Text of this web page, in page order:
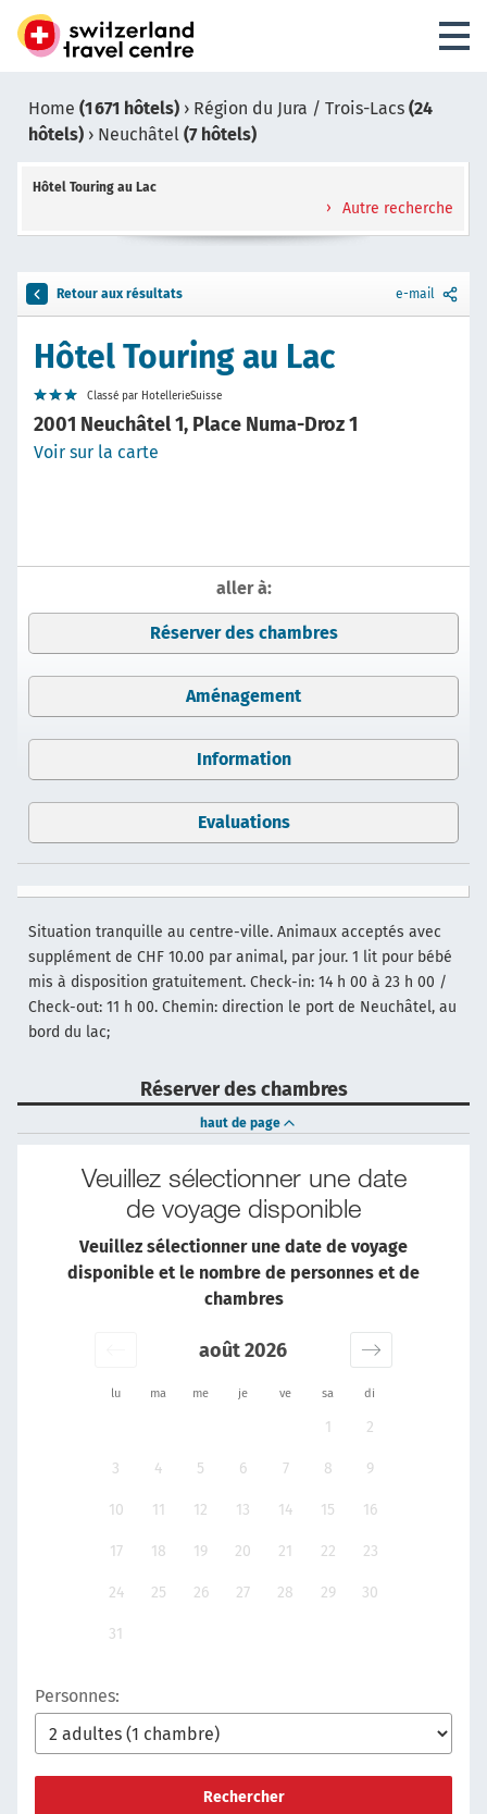
Home (1 671 hôtels) › Région du Jura / Trois-Lacs (24
hôtels) › Neuchâtel (7 hôtels)
Hôtel Touring au Lac
Autre recherche
Retour aux résultats e-mail
Hôtel Touring au Lac
Classé par HotellerieSuisse
2001 Neuchâtel 1, Place Numa-Droz 1
Voir sur la carte
aller à:
Réserver des chambres
Aménagement
Information
Evaluations
Situation tranquille au centre-ville. Animaux acceptés avec
supplément de CHF 10.00 par animal, par jour. 1 lit pour bébé
mis à disposition gratuitement. Check-in: 14 h 00 à 23 h 00 /
Check-out: 11 h 00. Chemin: direction le port de Neuchâtel, au
bord du lac;
Réserver des chambres
haut de page
Veuillez sélectionner une date
de voyage disponible
Veuillez sélectionner une date de voyage
disponible et le nombre de personnes et de
chambres
lu ma me je ve sa di
août 2026
1 2
3 4 5 6 7 8 9
10 11 12 13 14 15 16
17 18 19 20 21 22 23
24 25 26 27 28 29 30
31
Personnes:
Rechercher